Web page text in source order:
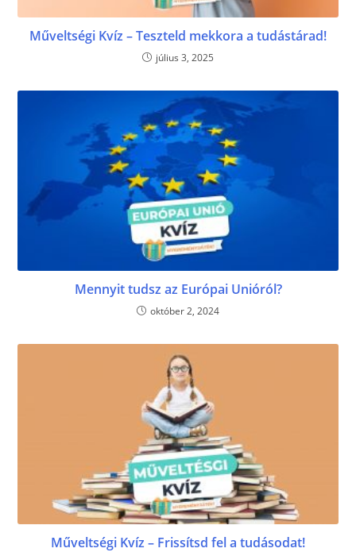
Műveltségi Kvíz – Teszteld mekkora a tudástárad!
július 3, 2025
Mennyit tudsz az Európai Unióról?
október 2, 2024
Műveltségi Kvíz – Frissítsd fel a tudásodat!